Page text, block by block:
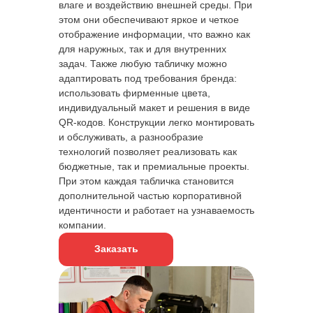
влаге и воздействию внешней среды. При
этом они обеспечивают яркое и четкое
отображение информации, что важно как
для наружных, так и для внутренних
задач. Также любую табличку можно
адаптировать под требования бренда:
использовать фирменные цвета,
индивидуальный макет и решения в виде
QR-кодов. Конструкции легко монтировать
и обслуживать, а разнообразие
технологий позволяет реализовать как
бюджетные, так и премиальные проекты.
При этом каждая табличка становится
дополнительной частью корпоративной
идентичности и работает на узнаваемость
компании.
Заказать
объекта
Произведет замеры
Оставить заявку
ЭТАПЫРАБОТЫ С
НАМИ